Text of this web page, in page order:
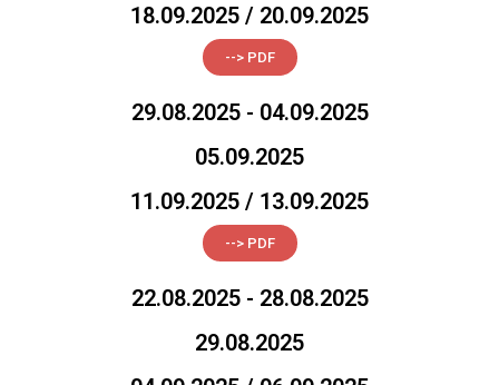
18.09.2025 / 20.09.2025
--> PDF
29.08.2025 - 04.09.2025
05.09.2025
11.09.2025 / 13.09.2025
--> PDF
22.08.2025 - 28.08.2025
29.08.2025